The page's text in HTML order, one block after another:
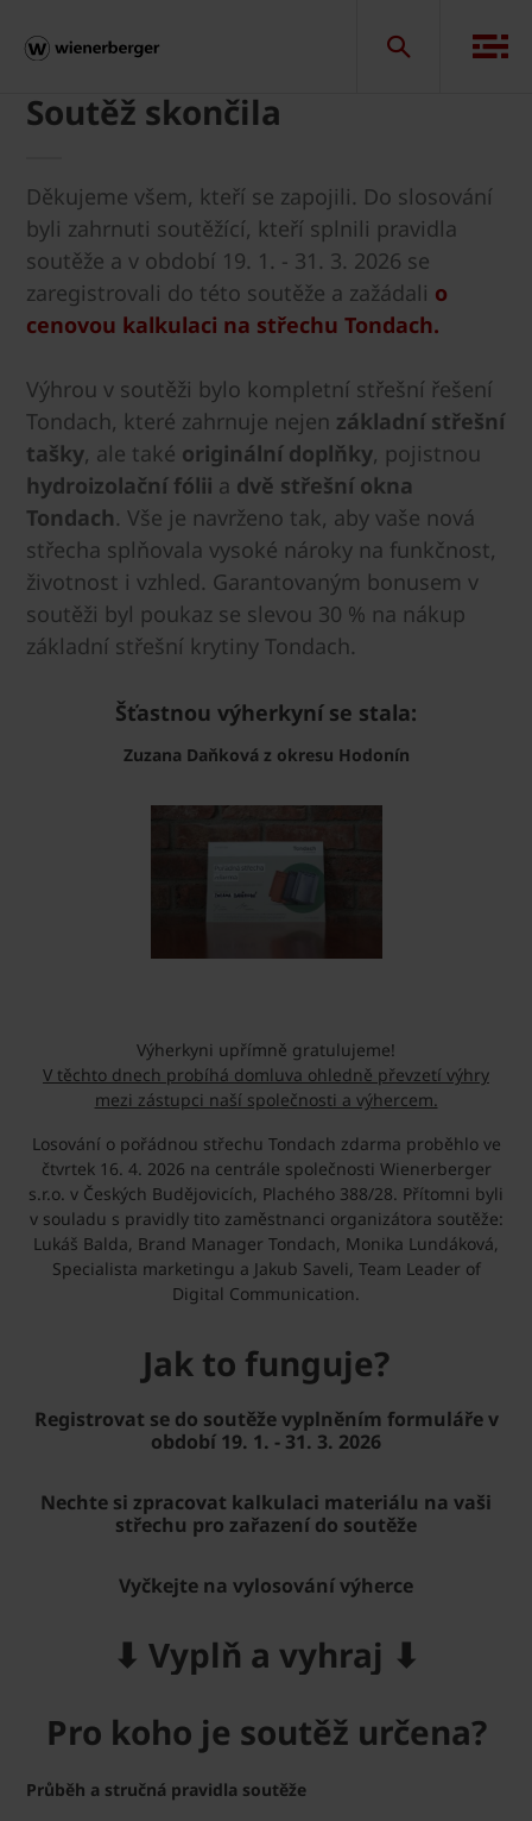
Soutěž skončila
Děkujeme všem, kteří se zapojili. Do slosování
byli zahrnuti soutěžící, kteří splnili pravidla
soutěže a v období 19. 1. - 31. 3. 2026 se
zaregistrovali do této soutěže a zažádali o
cenovou kalkulaci na střechu Tondach.
Výhrou v soutěži bylo kompletní střešní řešení
Tondach, které zahrnuje nejen základní střešní
tašky, ale také originální doplňky, pojistnou
hydroizolační fólii a dvě střešní okna
Tondach. Vše je navrženo tak, aby vaše nová
střecha splňovala vysoké nároky na funkčnost,
životnost i vzhled. Garantovaným bonusem v
soutěži byl poukaz se slevou 30 % na nákup
základní střešní krytiny Tondach.
Šťastnou výherkyní se stala:
Zuzana Daňková z okresu Hodonín
Výherkyni upřímně gratulujeme!
V těchto dnech probíhá domluva ohledně převzetí výhry
mezi zástupci naší společnosti a výhercem.
Losování o pořádnou střechu Tondach zdarma proběhlo ve
čtvrtek 16. 4. 2026 na centrále společnosti Wienerberger
s.r.o. v Českých Budějovicích, Plachého 388/28. Přítomni byli
v souladu s pravidly tito zaměstnanci organizátora soutěže:
Lukáš Balda, Brand Manager Tondach, Monika Lundáková,
Specialista marketingu a Jakub Saveli, Team Leader of
Digital Communication.
Jak to funguje?
Registrovat se do soutěže vyplněním formuláře v
období 19. 1. - 31. 3. 2026
Nechte si zpracovat kalkulaci materiálu na vaši
střechu pro zařazení do soutěže
Vyčkejte na vylosování výherce
⬇ Vyplň a vyhraj ⬇
Pro koho je soutěž určena?
Průběh a stručná pravidla soutěže